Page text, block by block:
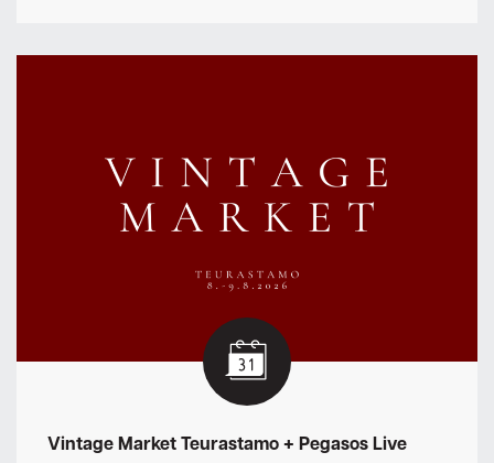
Vintage Market Teurastamo + Pegasos Live